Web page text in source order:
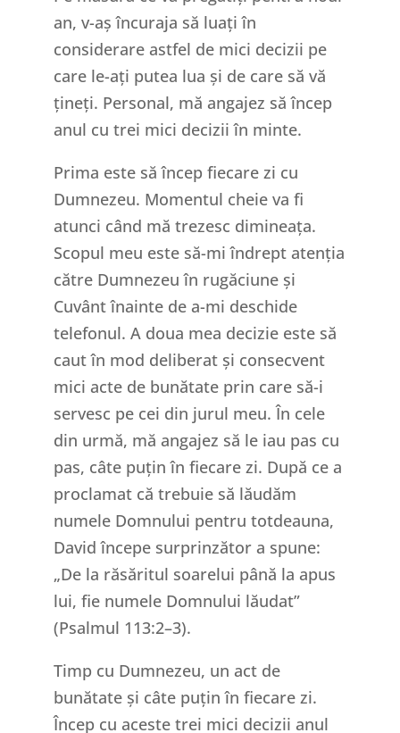
an, v-aș încuraja să luați în
considerare astfel de mici decizii pe
care le-ați putea lua și de care să vă
țineți. Personal, mă angajez să încep
anul cu trei mici decizii în minte.
Prima este să încep fiecare zi cu
Dumnezeu. Momentul cheie va fi
atunci când mă trezesc dimineața.
Scopul meu este să-mi îndrept atenția
către Dumnezeu în rugăciune și
Cuvânt înainte de a-mi deschide
telefonul. A doua mea decizie este să
caut în mod deliberat și consecvent
mici acte de bunătate prin care să-i
servesc pe cei din jurul meu. În cele
din urmă, mă angajez să le iau pas cu
pas, câte puțin în fiecare zi. După ce a
proclamat că trebuie să lăudăm
numele Domnului pentru totdeauna,
David începe surprinzător a spune:
„De la răsăritul soarelui până la apus
lui, fie numele Domnului lăudat”
(Psalmul 113:2–3).
Timp cu Dumnezeu, un act de
bunătate și câte puțin în fiecare zi.
Încep cu aceste trei mici decizii anul